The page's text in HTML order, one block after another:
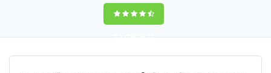
9,5(100%)55
votes